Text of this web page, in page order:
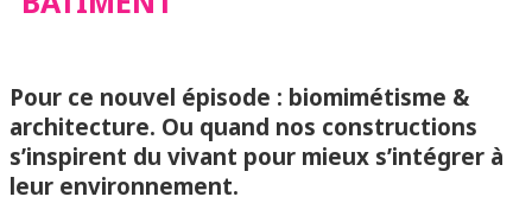
Pour ce nouvel épisode : biomimétisme &
architecture. Ou quand nos constructions
s’inspirent du vivant pour mieux s’intégrer à
leur environnement.